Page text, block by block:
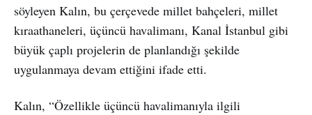
söyleyen Kalın, bu çerçevede millet bahçeleri, millet
kıraathaneleri, üçüncü havalimanı, Kanal İstanbul gibi
büyük çaplı projelerin de planlandığı şekilde
uygulanmaya devam ettiğini ifade etti.
Kalın, “Özellikle üçüncü havalimanıyla ilgili